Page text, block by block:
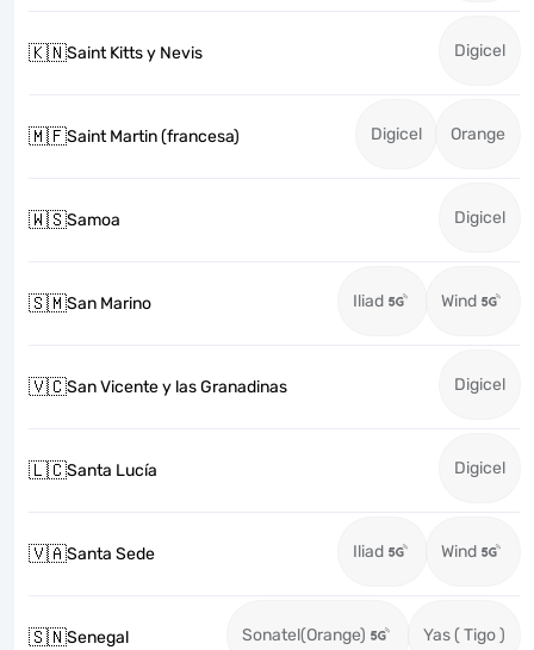
🇰🇳Saint Kitts y Nevis Digicel
🇲🇫Saint Martin (francesa) Digicel Orange
🇼🇸Samoa Digicel
🇸🇲San Marino Iliad Wind
🇻🇨San Vicente y las Granadinas Digicel
🇱🇨Santa Lucía Digicel
🇻🇦Santa Sede Iliad Wind
🇸🇳Senegal Sonatel(Orange) Yas ( Tigo )